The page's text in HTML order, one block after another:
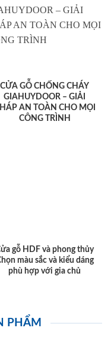
CỬA GỖ CHỐNG CHÁY
GIAHUYDOOR – GIẢI
AN TOÀN CHO MỌI
CÔNG TRÌNH
gỗ HDF và phong thủy
màu sắc và kiểu dáng
phù hợp với gia chủ
PHẨM